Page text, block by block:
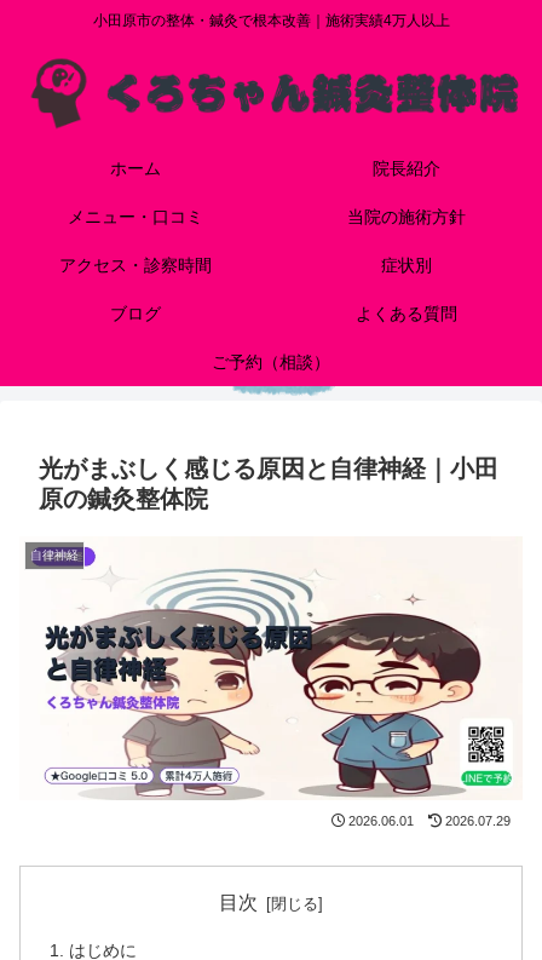
小田原市の整体・鍼灸で根本改善｜施術実績4万人以上
ホーム 院長紹介
メニュー・口コミ 当院の施術方針
アクセス・診察時間 症状別
ブログ よくある質問
ご予約（相談）
光がまぶしく感じる原因と自律神経｜小田
原の鍼灸整体院
自律神経
2026.06.01 2026.07.29
目次
はじめに